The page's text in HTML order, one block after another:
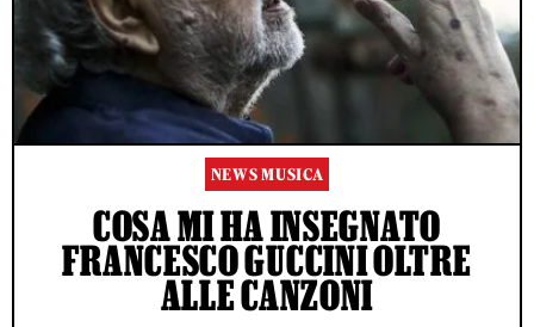
NEWS MUSICA
COSA MI HA INSEGNATO
FRANCESCO GUCCINI OLTRE
ALLE CANZONI